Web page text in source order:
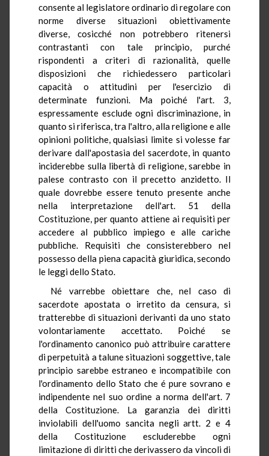
consente al legislatore ordinario di regolare con
norme diverse situazioni obiettivamente
diverse, cosicché non potrebbero ritenersi
contrastanti con tale principio, purché
rispondenti a criteri di razionalità, quelle
disposizioni che richiedessero particolari
capacità o attitudini per l'esercizio di
determinate funzioni. Ma poiché l'art. 3,
espressamente esclude ogni discriminazione, in
quanto si riferisca, tra l'altro, alla religione e alle
opinioni politiche, qualsiasi limite si volesse far
derivare dall'apostasia del sacerdote, in quanto
inciderebbe sulla libertà di religione, sarebbe in
palese contrasto con il precetto anzidetto. Il
quale dovrebbe essere tenuto presente anche
nella interpretazione dell'art. 51 della
Costituzione, per quanto attiene ai requisiti per
accedere al pubblico impiego e alle cariche
pubbliche. Requisiti che consisterebbero nel
possesso della piena capacità giuridica, secondo
le leggi dello Stato.
Né varrebbe obiettare che, nel caso di
sacerdote apostata o irretito da censura, si
tratterebbe di situazioni derivanti da uno stato
volontariamente accettato. Poiché se
l'ordinamento canonico può attribuire carattere
di perpetuità a talune situazioni soggettive, tale
principio sarebbe estraneo e incompatibile con
l'ordinamento dello Stato che é pure sovrano e
indipendente nel suo ordine a norma dell'art. 7
della Costituzione. La garanzia dei diritti
inviolabili dell'uomo sancita negli artt. 2 e 4
della Costituzione escluderebbe ogni
limitazione di diritti che derivassero da vincoli di